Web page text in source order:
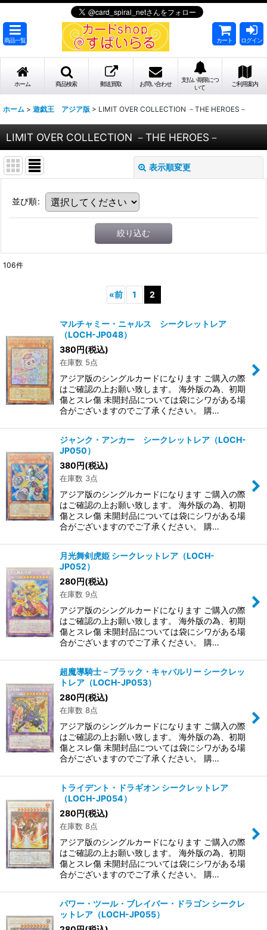
商品一覧 カート ログイン
ホーム 商品検索 郵送買取 お問い合わせ
支払い期限につ
いて
ご利用案内
ホーム > 遊戯王 アジア版 > LIMIT OVER COLLECTION －THE HEROES－
LIMIT OVER COLLECTION －THE HEROES－
表示順変更
並び順:
絞り込む
106件
«前 1 2
マルチャミー・ニャルス シークレットレア
（LOCH-JP048）
380円(税込)
在庫数 5点
アジア版のシングルカードになります ご購入の際
はご確認の上お願い致します。 海外版の為、初期
傷とスレ傷 未開封品については袋にシワがある場
合がございますのでご了承ください。 購…
ジャンク・アンカー シークレットレア（LOCH-
JP050）
380円(税込)
在庫数 3点
アジア版のシングルカードになります ご購入の際
はご確認の上お願い致します。 海外版の為、初期
傷とスレ傷 未開封品については袋にシワがある場
合がございますのでご了承ください。 購…
月光舞剣虎姫 シークレットレア（LOCH-
JP052）
280円(税込)
在庫数 9点
アジア版のシングルカードになります ご購入の際
はご確認の上お願い致します。 海外版の為、初期
傷とスレ傷 未開封品については袋にシワがある場
合がございますのでご了承ください。 購…
超魔導騎士－ブラック・キャバルリー シークレッ
トレア（LOCH-JP053）
280円(税込)
在庫数 8点
アジア版のシングルカードになります ご購入の際
はご確認の上お願い致します。 海外版の為、初期
傷とスレ傷 未開封品については袋にシワがある場
合がございますのでご了承ください。 購…
トライデント・ドラギオン シークレットレア
（LOCH-JP054）
280円(税込)
在庫数 8点
アジア版のシングルカードになります ご購入の際
はご確認の上お願い致します。 海外版の為、初期
傷とスレ傷 未開封品については袋にシワがある場
合がございますのでご了承ください。 購…
パワー・ツール・ブレイバー・ドラゴン シークレ
ットレア（LOCH-JP055）